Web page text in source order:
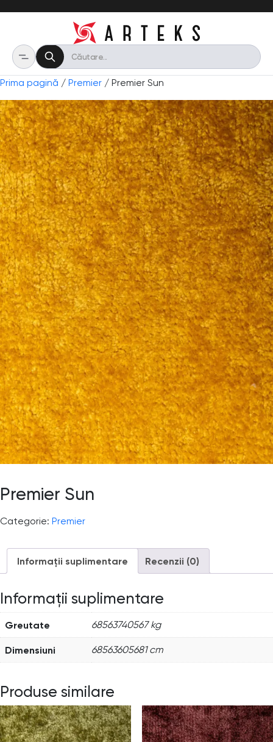
Prima pagină / Premier / Premier Sun
Premier Sun
Categorie: Premier
Informații suplimentare Recenzii (0)
Informații suplimentare
Greutate 68563740567 kg
Dimensiuni 68563605681 cm
Produse similare